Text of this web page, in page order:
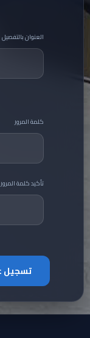
العنوان بالتفصيل
كلمة المرور
تأكيد كلمة المرور